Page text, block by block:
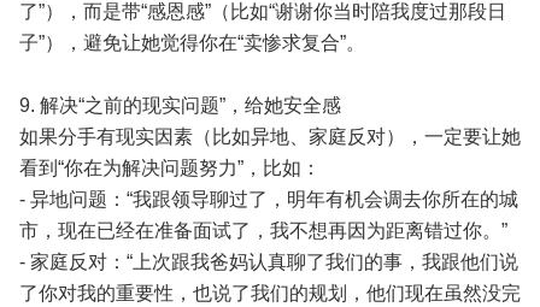
了”），而是带“感恩感”（比如“谢谢你当时陪我度过那段日
子”），避免让她觉得你在“卖惨求复合”。
9. 解决“之前的现实问题”，给她安全感
如果分手有现实因素（比如异地、家庭反对），一定要让她
看到“你在为解决问题努力”，比如：
- 异地问题：“我跟领导聊过了，明年有机会调去你所在的城
市，现在已经在准备面试了，我不想再因为距离错过你。”
- 家庭反对：“上次跟我爸妈认真聊了我们的事，我跟他们说
了你对我的重要性，也说了我们的规划，他们现在虽然没完